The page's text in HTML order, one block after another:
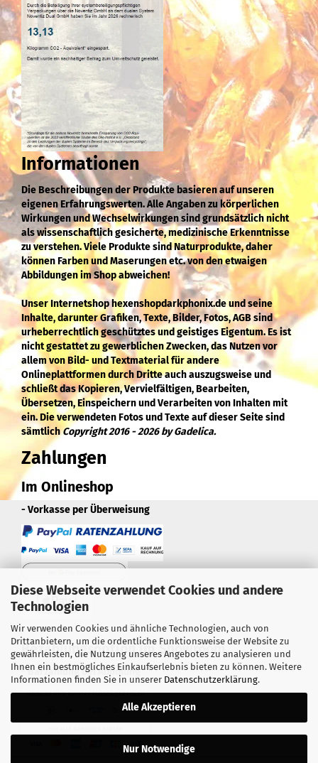
Diese Webseite verwendet Cookies und andere
Technologien
Wir verwenden Cookies und ähnliche Technologien, auch von
Drittanbietern, um die ordentliche Funktionsweise der Website zu
gewährleisten, die Nutzung unseres Angebotes zu analysieren und
Ihnen ein bestmögliches Einkaufserlebnis bieten zu können. Weitere
Informationen finden Sie in unserer Datenschutzerklärung.
Alle Akzeptieren
Nur Notwendige
Informationen
Die Beschreibungen der Produkte basieren auf unseren
eigenen Erfahrungswerten. Alle Angaben zu körperlichen
Wirkungen und Wechselwirkungen sind grundsätzlich nicht
als wissenschaftlich gesicherte, medizinische Erkenntnisse
zu verstehen. Viele Produkte sind Naturprodukte, daher
können Farben und Maserungen etc. von den etwaigen
Abbildungen im Shop abweichen!
Unser Internetshop hexenshopdarkphonix.de und seine
Inhalte, darunter Grafiken, Texte, Bilder, Fotos, AGB sind
urheberrechtlich geschütztes und geistiges Eigentum. Es ist
nicht gestattet zu gewerblichen Zwecken, das Nutzen vor
allem von Bild- und Textmaterial für andere
Onlineplattformen durch Dritte auch auszugsweise und
schließt das Kopieren, Vervielfältigen, Bearbeiten,
Übersetzen, Einspeichern und Verarbeiten von Inhalten mit
ein. Die verwendeten Fotos und Texte auf dieser Seite sind
sämtlichCopyright 2016 - 2026 by Gadelica.
Zahlungen
Im Onlineshop
- Vorkasse per Überweisung
Bezahlungsoption im Showroom
- Barzahlung bei Abholung